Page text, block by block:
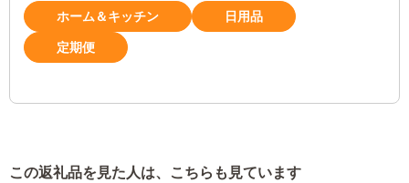
ホーム＆キッチン 日用品
定期便
この返礼品を見た人は、こちらも見ています